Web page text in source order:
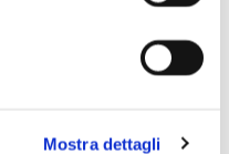
Mostra dettagli